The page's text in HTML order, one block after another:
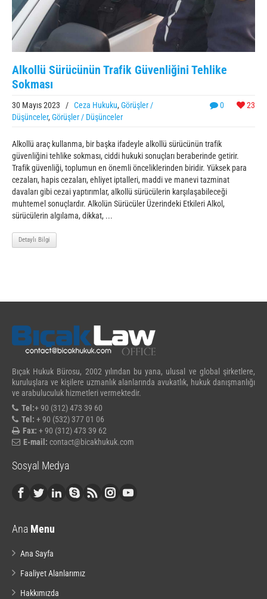
Alkollü Sürücünün Trafik Güvenliğini Tehlike
Sokması
0 23
30 Mayıs 2023 / Ceza Hukuku, Görüşler /
Düşünceler, Görüşler / Düşünceler
Alkollü araç kullanma, bir başka ifadeyle alkollü sürücünün trafik
güvenliğini tehlike sokması, ciddi hukuki sonuçları beraberinde getirir.
Trafik güvenliği, toplumun en önemli önceliklerinden biridir. Yüksek para
cezaları, hapis cezaları, ehliyet iptalleri, maddi ve manevi tazminat
davaları gibi cezai yaptırımlar, alkollü sürücülerin karşılaşabileceği
muhtemel sonuçlardır. Alkolün Sürücüler Üzerindeki Etkileri Alkol,
sürücülerin algılama, dikkat, ...
Detaylı Bilgi
Bıçak Hukuk Bürosu, 2002 yılından bu yana, ulusal ve global şirketlere,
kuruluşlara ve kişilere uzmanlık alanlarında avukatlık, hukuk danışmanlığı
ve arabuluculuk hizmetleri vermektedir.
Tel:+ 90 (312) 473 39 60
Tel: + 90 (532) 377 01 06
Fax: + 90 (312) 473 39 62
E-mail: contact@bicakhukuk.com
Sosyal Medya
Ana Menu
Ana Sayfa
Faaliyet Alanlarımız
Hakkımızda